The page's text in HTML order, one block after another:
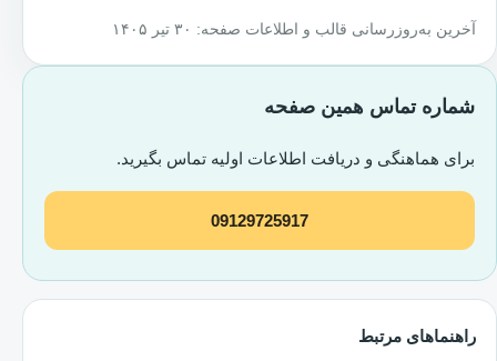
آخرین به‌روزرسانی قالب و اطلاعات صفحه: ۳۰ تیر ۱۴۰۵
شماره تماس همین صفحه
برای هماهنگی و دریافت اطلاعات اولیه تماس بگیرید.
09129725917
راهنماهای مرتبط